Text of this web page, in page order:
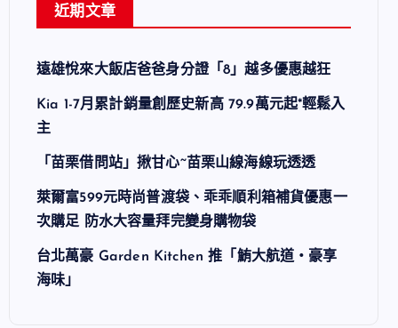
近期文章
遠雄悅來大飯店爸爸身分證「8」越多優惠越狂
Kia 1-7月累計銷量創歷史新高 79.9萬元起*輕鬆入
主
「苗栗借問站」揪甘心~苗栗山線海線玩透透
萊爾富599元時尚普渡袋、乖乖順利箱補貨優惠一
次購足 防水大容量拜完變身購物袋
台北萬豪 Garden Kitchen 推「鮪大航道・豪享
海味」